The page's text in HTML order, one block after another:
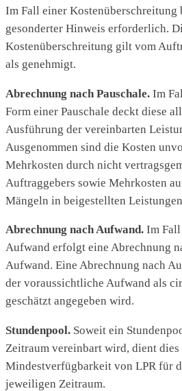
Im Fall einer Kostenüberschreitung
gesonderter Hinweis erforderlich.
Kostenüberschreitung gilt vom
als genehmigt.
Abrechnung nach Pauschale. Im
Form einer Pauschale deckt diese
Ausführung der vereinbarten
Ausgenommen sind die Kosten
Mehrkosten durch nicht
Auftraggebers sowie Mehrkosten
Mängeln in beigestellten
Abrechnung nach Aufwand. Im Fall
Aufwand erfolgt eine Abrechnung
Aufwand. Eine Abrechnung nach
der voraussichtliche Aufwand als
geschätzt angegeben wird.
Stundenpool. Soweit ein
Zeitraum vereinbart wird, dient
Mindestverfügbarkeit von LPR für
jeweiligen Zeitraum.